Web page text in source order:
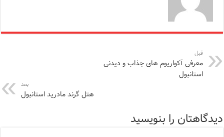
قبل
معرفی آکواریوم های جذاب و دیدنی
استانبول
بعد
هتل گرند مادرید استانبول
دیدگاهتان را بنویسید